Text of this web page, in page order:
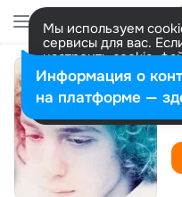
Мы используем
сервисы для вас.
настроить cookie-
представитель.
Разрешить все
Информация о
на платформе —